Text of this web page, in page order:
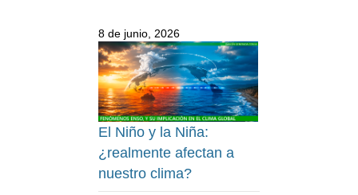
8 de junio, 2026
El Niño y la Niña:
¿realmente afectan a
nuestro clima?